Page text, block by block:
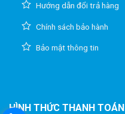
Hướng dẫn đổi trả hàng
Chính sách bảo hành
Bảo mật thông tin
HÌNH THỨC THANH TOÁN